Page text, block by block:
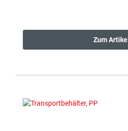
Zum Artikel